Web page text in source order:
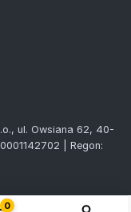
ul. Owsiana 62, 40-
| Regon:
0